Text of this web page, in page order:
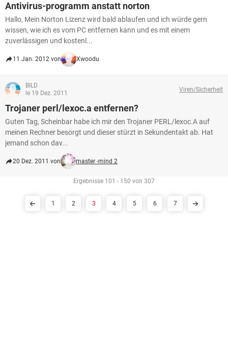
Antivirus-programm anstatt norton
Hallo, Mein Norton Lizenz wird bald ablaufen und ich würde gern
wissen, wie ich es vom PC entfernen kann und es mit einem
zuverlässigen und kostenl...
11 Jan. 2012 von Xwoodu
BILD
le 19 Dez. 2011
Viren/Sicherheit
Trojaner perl/lexoc.a entfernen?
Guten Tag, Scheinbar habe ich mir den Trojaner PERL/lexoc.A auf
meinen Rechner besorgt und dieser stürzt in Sekundentakt ab. Hat
jemand schon dav...
20 Dez. 2011 von master -mind 2
Ergebnisse 101 - 150 von 307
1 2 3 4 5 6 7